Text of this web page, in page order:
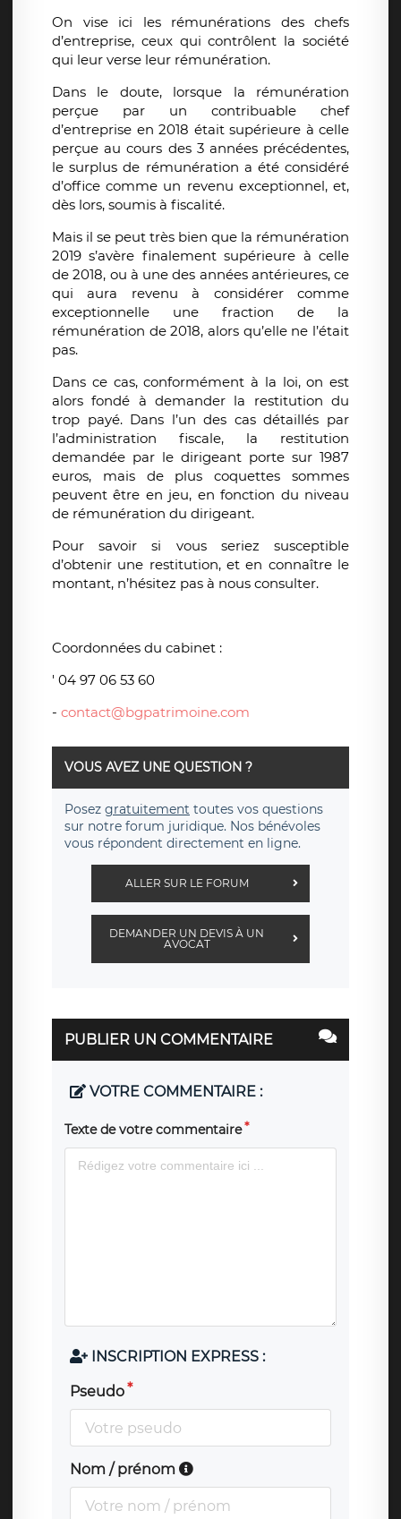
On vise ici les rémunérations des chefs
d’entreprise, ceux qui contrôlent la société
qui leur verse leur rémunération.
Dans le doute, lorsque la rémunération
perçue par un contribuable chef
d’entreprise en 2018 était supérieure à celle
perçue au cours des 3 années précédentes,
le surplus de rémunération a été considéré
d’office comme un revenu exceptionnel, et,
dès lors, soumis à fiscalité.
Mais il se peut très bien que la rémunération
2019 s’avère finalement supérieure à celle
de 2018, ou à une des années antérieures, ce
qui aura revenu à considérer comme
exceptionnelle une fraction de la
rémunération de 2018, alors qu’elle ne l’était
pas.
Dans ce cas, conformément à la loi, on est
alors fondé à demander la restitution du
trop payé. Dans l’un des cas détaillés par
l’administration fiscale, la restitution
demandée par le dirigeant porte sur 1987
euros, mais de plus coquettes sommes
peuvent être en jeu, en fonction du niveau
de rémunération du dirigeant.
Pour savoir si vous seriez susceptible
d’obtenir une restitution, et en connaître le
montant, n’hésitez pas à nous consulter.
Coordonnées du cabinet :
' 04 97 06 53 60
- contact@bgpatrimoine.com
VOUS AVEZ UNE QUESTION ?
Posez gratuitement toutes vos questions
sur notre forum juridique. Nos bénévoles
vous répondent directement en ligne.
ALLER SUR LE FORUM
DEMANDER UN DEVIS À UN
AVOCAT
PUBLIER UN COMMENTAIRE
VOTRE COMMENTAIRE :
Texte de votre commentaire
INSCRIPTION EXPRESS :
Pseudo
Nom / prénom